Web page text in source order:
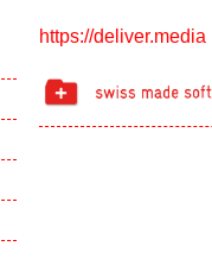
Show subpages
https://deliver.media